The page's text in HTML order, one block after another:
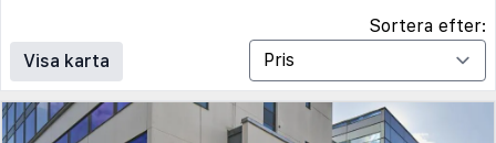
Visa karta
Sortera efter: